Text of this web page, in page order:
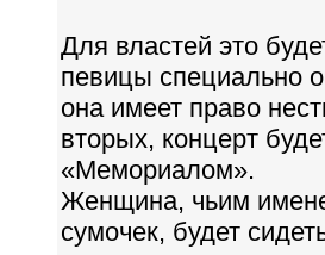
Для властей это
певицы специально
она имеет право
вторых, концерт
«Мемориалом».
Женщина, чьим
сумочек, будет